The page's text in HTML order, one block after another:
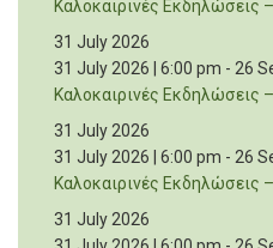
Καλοκαιρινές Εκδηλώσεις
31 July 2026
31 July 2026 | 6:00 pm - 26
Καλοκαιρινές Εκδηλώσεις
31 July 2026
31 July 2026 | 6:00 pm - 26
Καλοκαιρινές Εκδηλώσεις
31 July 2026